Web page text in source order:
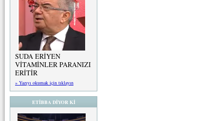
SUDA ERİYEN
VİTAMİNLER PARANIZI
ERİTİR
» Yazıyı okumak için tıklayın
ETİBBA DİYOR Kİ